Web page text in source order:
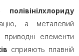
а металевий
приводні елементи
сприяють плавній